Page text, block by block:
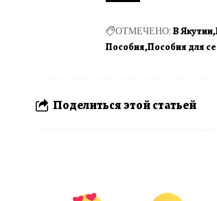
ОТМЕЧЕНО: В Якутии
Пособия Пособия для
Поделиться этой статьей